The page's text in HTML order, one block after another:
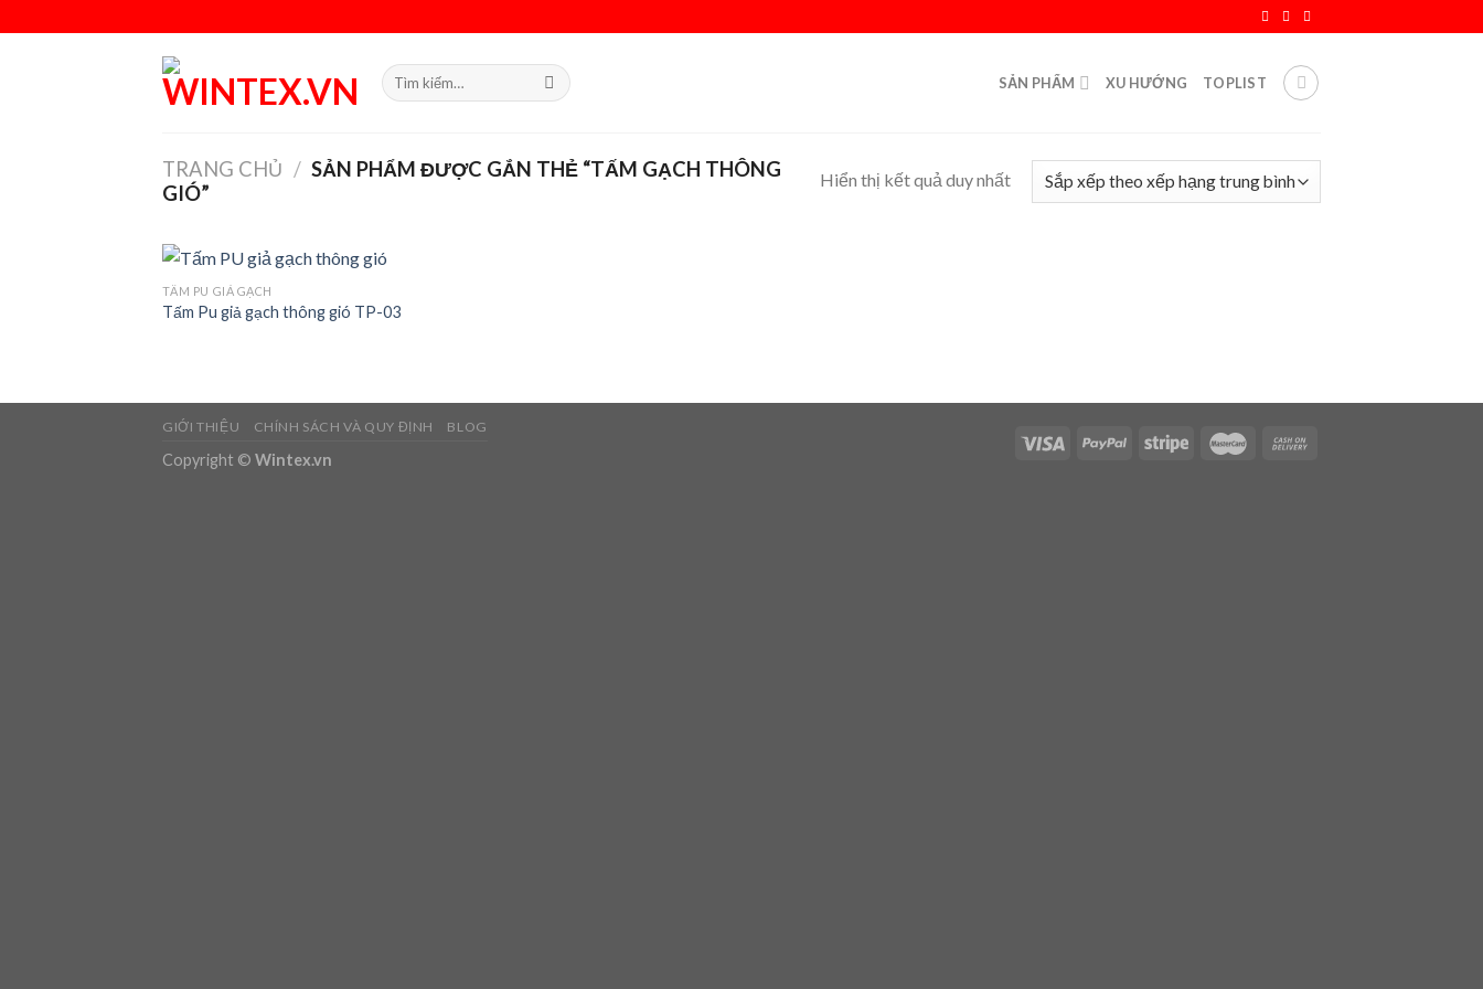
to
Tìm
kiếm:
SẢN PHẨM XU HƯỚNG TOPLIST
TRANG CHỦ / SẢN PHẨM ĐƯỢC GẮN THẺ “TẤM GẠCH THÔNG
GIÓ”
Hiển thị kết quả duy nhất
TẤM PU GIẢ GẠCH
Tấm Pu giả gạch thông gió TP-03
GIỚI THIỆU CHÍNH SÁCH VÀ QUY ĐỊNH BLOG
Copyright © Wintex.vn